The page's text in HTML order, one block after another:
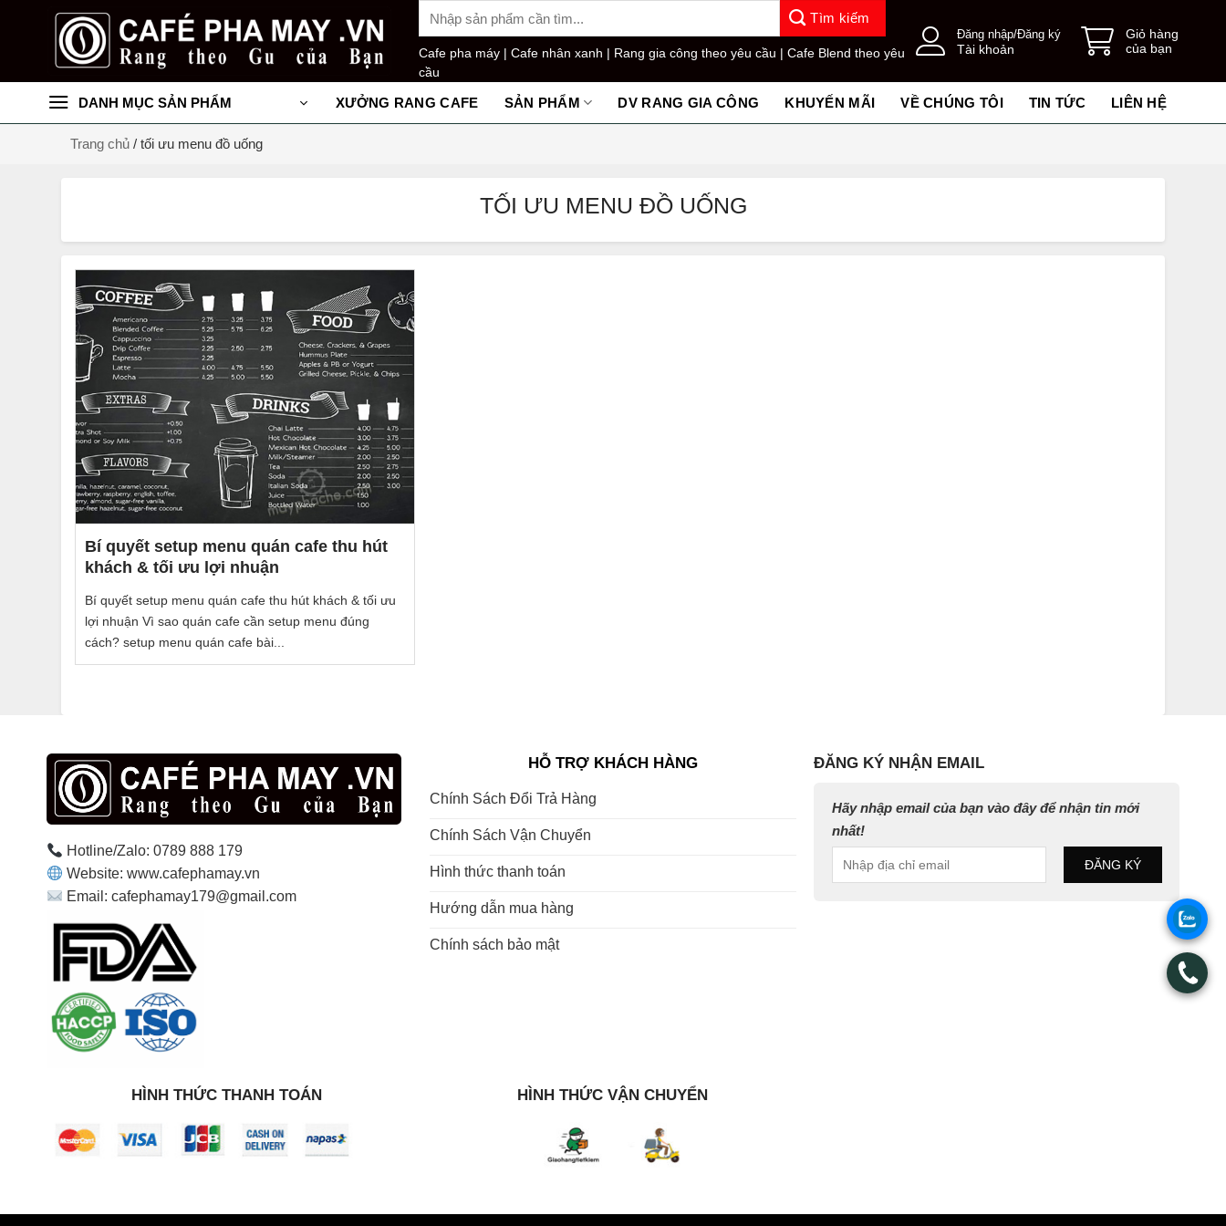
dung
kiếm:
Tìm kiếm
Cafe pha máy | Cafe nhân xanh | Rang gia công theo yêu cầu | Cafe Blend theo yêu
cầu
Đăng nhập/Đăng ký
Tài khoản
Giỏ hàng
của bạn
DANH MỤC SẢN PHẨM XƯỞNG RANG CAFE SẢN PHẨM DV RANG GIA CÔNG KHUYẾN MÃI VỀ CHÚNG TÔI TIN TỨC LIÊN HỆ
Trang chủ / tối ưu menu đồ uống
TỐI ƯU MENU ĐỒ UỐNG
Bí quyết setup menu quán cafe thu hút
khách & tối ưu lợi nhuận
Bí quyết setup menu quán cafe thu hút khách & tối ưu
lợi nhuận Vì sao quán cafe cần setup menu đúng
cách? setup menu quán cafe bài...
Hotline/Zalo: 0789 888 179
Website: www.cafephamay.vn
Email: cafephamay179@gmail.com
HỖ TRỢ KHÁCH HÀNG
Chính Sách Đổi Trả Hàng
Chính Sách Vận Chuyển
Hình thức thanh toán
Hướng dẫn mua hàng
Chính sách bảo mật
ĐĂNG KÝ NHẬN EMAIL
Hãy nhập email của bạn vào đây để nhận tin mới
nhất!
HÌNH THỨC THANH TOÁN HÌNH THỨC VẬN CHUYỂN
.
.